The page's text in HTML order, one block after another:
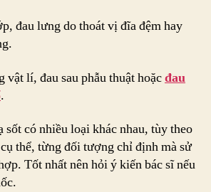
đau lưng do thoát vị đĩa đệm hay
vật lí, đau sau phẫu thuật hoặcđau
.
sốt có nhiều loại khác nhau, tùy theo
thể, từng đối tượng chỉ định mà sử
Tốt nhất nên hỏi ý kiến bác sĩ nếu